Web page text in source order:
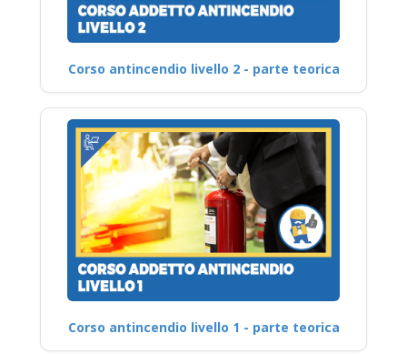
Corso antincendio livello 2 - parte teorica
Corso antincendio livello 1 - parte teorica